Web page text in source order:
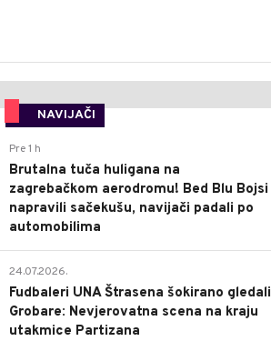
NAVIJAČI
Pre 1 h
Brutalna tuča huligana na
zagrebačkom aerodromu! Bed Blu Bojsi
napravili sačekušu, navijači padali po
automobilima
24.07.2026.
Fudbaleri UNA Štrasena šokirano gledali
Grobare: Nevjerovatna scena na kraju
utakmice Partizana